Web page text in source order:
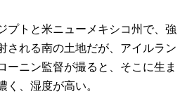
プトと米ニューメキシコ州で、強
される南の土地だが、アイルラン
ーニン監督が撮ると、そこに生ま
く、湿度が高い。